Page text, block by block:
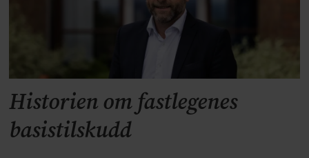
Historien om fastlegenes
basistilskudd